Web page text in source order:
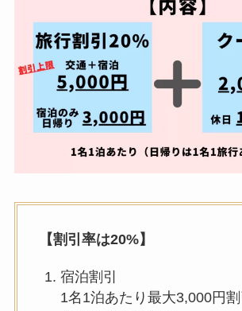
【割引率は20%】
宿泊割引
1名1泊あたり最大3,000円割